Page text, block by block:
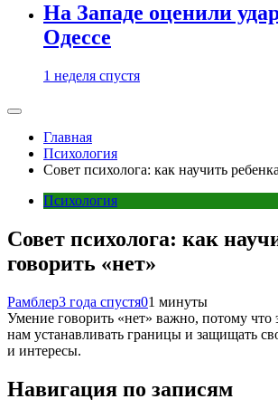
На Западе оценили
Одессе
1 неделя спустя
Главная
Психология
Совет психолога: как научить
Психология
Совет психолога: как
говорить «нет»
Рамблер3 года спустя01 минуты
Умение говорить «нет» важно, потому что
нам устанавливать границы и защищать
и интересы.
Навигация по записям